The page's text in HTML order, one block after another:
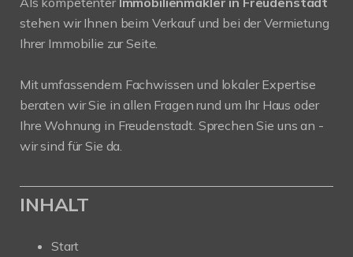
stehen wir Ihnen beim Verkauf und bei der Vermietung
Ihrer Immobilie zur Seite.
Mit umfassendem Fachwissen und lokaler Expertise
beraten wir Sie in allen Fragen rund um Ihr Haus oder
Ihre Wohnung in Freudenstadt. Sprechen Sie uns an -
wir sind für Sie da.
INHALT
Start